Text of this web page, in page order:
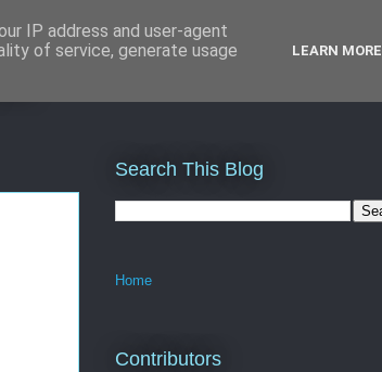
Search This Blog
Home
Contributors
IP address and user-agent
of service, generate usage
LEARN MORE